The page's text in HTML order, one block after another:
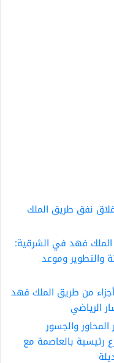
نفق طريق الملك
فهد في الشرقية:
والتطوير وموعد
من طريق الملك فهد
الرياضي
والجسور
شوارع رئيسية بالعاصمة مع